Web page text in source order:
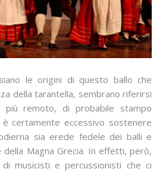
le origini di questo ballo che
della tarantella, sembrano riferirsi
remoto, di probabile stampo
è certamente eccessivo sostenere
sia erede fedele dei balli e
della Magna Grecia. In effetti, però,
di musicisti e percussionisti che ci